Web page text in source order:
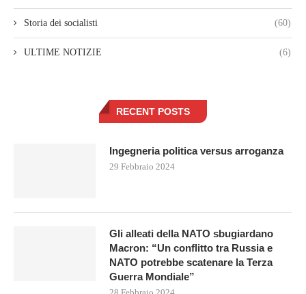
Storia dei socialisti (60)
ULTIME NOTIZIE (6)
RECENT POSTS
Ingegneria politica versus arroganza
29 Febbraio 2024
Gli alleati della NATO sbugiardano
Macron: “Un conflitto tra Russia e
NATO potrebbe scatenare la Terza
Guerra Mondiale”